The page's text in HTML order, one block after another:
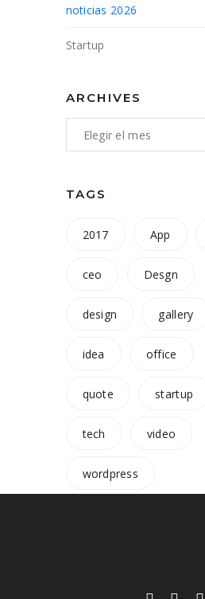
noticias 2026
Startup
ARCHIVES
TAGS
2017 App
ceo Desgn
design gallery
idea office
quote startup
tech video
wordpress